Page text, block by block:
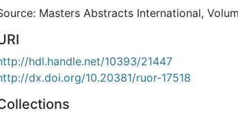
Masters Abstracts International,
hdl.handle.net/10393/21447
dx.doi.org/10.20381/ruor-17518